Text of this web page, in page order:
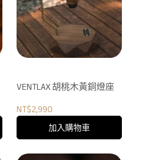
VENTLAX 胡桃木黃銅燈座
NT$2,990
加入購物車